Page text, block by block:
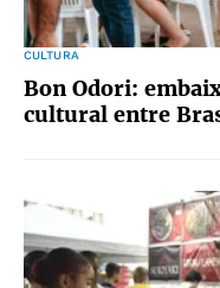
CULTURA
Bon Odori:
cultural entre